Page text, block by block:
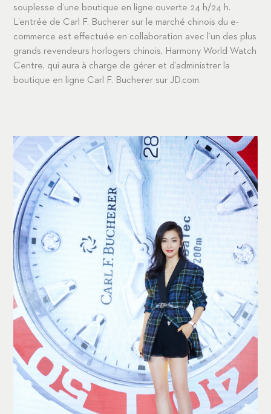
souplesse d’une boutique en ligne ouverte 24 h/24 h.
L’entrée de Carl F. Bucherer sur le marché chinois du e-
commerce est effectuée en collaboration avec l’un des plus
grands revendeurs horlogers chinois, Harmony World Watch
Centre, qui aura à charge de gérer et d’administrer la
boutique en ligne Carl F. Bucherer sur JD.com.